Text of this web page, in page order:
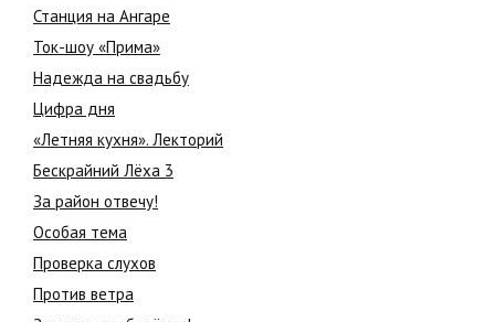
Станция на Ангаре
Ток-шоу «Прима»
Надежда на свадьбу
Цифра дня
«Летняя кухня». Лекторий
Бескрайний Лёха 3
За район отвечу!
Особая тема
Проверка слухов
Против ветра